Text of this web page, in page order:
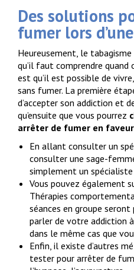
Des solutions
fumer lors
Heureusement, le tabagisme
qu’il faut comprendre
est qu’il est possible de
sans fumer. La première
d’accepter son addiction et
qu’ensuite que vous pourrez
arrêter de fumer en faveur
En allant consulter un
consulter une sage-
simplement un
Vous pouvez également
Thérapies
séances en groupe seront
parler de votre addiction
dans le même cas que
Enfin, il existe d’autres
tester pour arrêter de